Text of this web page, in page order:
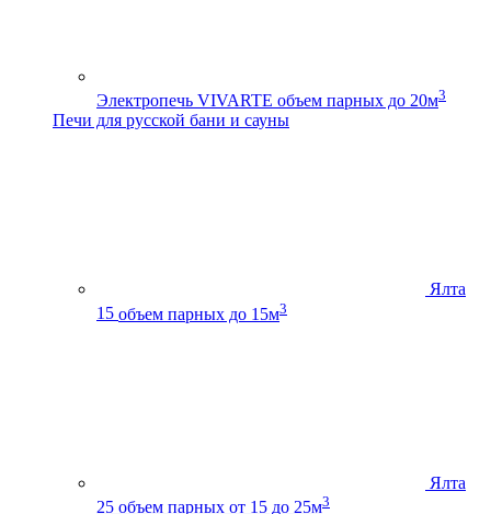
Электропечь VIVARTE объем парных до 20м3
Печи для русской бани и сауны
Ялта
15 объем парных до 15м3
Ялта
25 объем парных от 15 до 25м3